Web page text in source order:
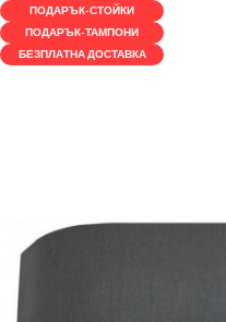
ПОДАРЪК-СТОЙКИ
ПОДАРЪК-ТАМПОНИ
БЕЗПЛАТНА ДОСТАВКА